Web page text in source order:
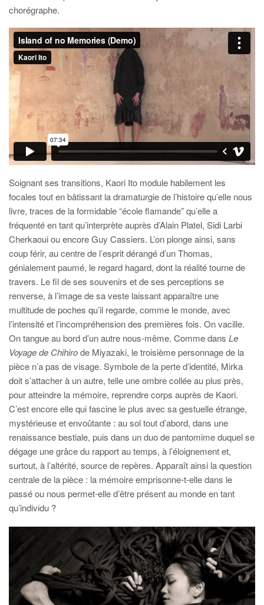
chorégraphe.
Soignant ses transitions, Kaori Ito module habilement les
focales tout en bâtissant la dramaturgie de l’histoire qu’elle nous
livre, traces de la formidable “école flamande” qu’elle a
fréquenté en tant qu’interprète auprès d’Alain Platel, Sidi Larbi
Cherkaoui ou encore Guy Cassiers. L’on plonge ainsi, sans
coup férir, au centre de l’esprit dérangé d’un Thomas,
génialement paumé, le regard hagard, dont la réalité tourne de
travers. Le fil de ses souvenirs et de ses perceptions se
renverse, à l’image de sa veste laissant apparaître une
multitude de poches qu’il regarde, comme le monde, avec
l’intensité et l’incompréhension des premières fois. On vacille.
On tangue au bord d’un autre nous-même. Comme dans Le
Voyage de Chihirode Miyazaki, le troisième personnage de la
pièce n’a pas de visage. Symbole de la perte d’identité, Mirka
doit s’attacher à un autre, telle une ombre collée au plus près,
pour atteindre la mémoire, reprendre corps auprès de Kaori.
C’est encore elle qui fascine le plus avec sa gestuelle étrange,
mystérieuse et envoûtante : au sol tout d’abord, dans une
renaissance bestiale, puis dans un duo de pantomime duquel se
dégage une grâce du rapport au temps, à l’éloignement et,
surtout, à l’altérité, source de repères. Apparaît ainsi la question
centrale de la pièce : la mémoire emprisonne-t-elle dans le
passé ou nous permet-elle d’être présent au monde en tant
qu’individu ?